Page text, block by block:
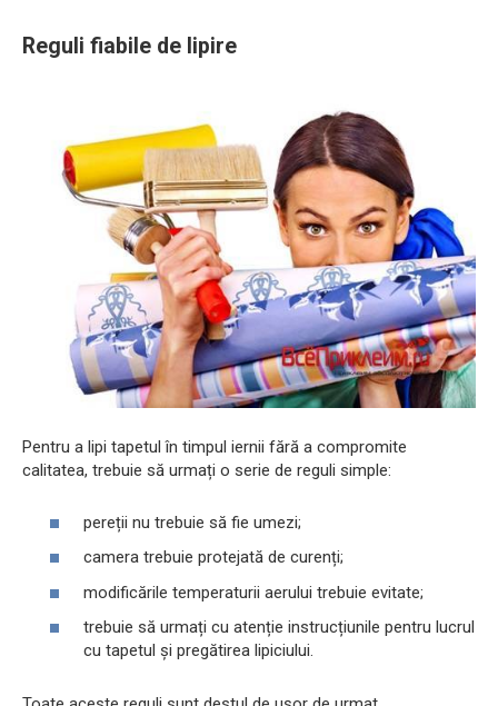
Reguli fiabile de lipire
Pentru a lipi tapetul în timpul iernii fără a compromite
calitatea, trebuie să urmați o serie de reguli simple:
pereții nu trebuie să fie umezi;
camera trebuie protejată de curenți;
modificările temperaturii aerului trebuie evitate;
trebuie să urmați cu atenție instrucțiunile pentru lucrul
cu tapetul și pregătirea lipiciului.